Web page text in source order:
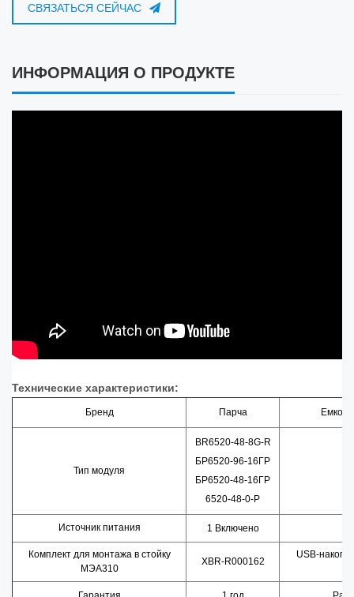
СВЯЗАТЬСЯ СЕЙЧАС
ИНФОРМАЦИЯ О ПРОДУКТЕ
Технические характеристики:
Бренд Парча
Тип модуля
BR6520-48-8G-R
БР6520-96-16ГР
БР6520-48-16ГР
6520-48-0-Р
Источник питания 1 Включено
Комплект для монтажа в стойку
МЭА310
XBR-R000162
USB-